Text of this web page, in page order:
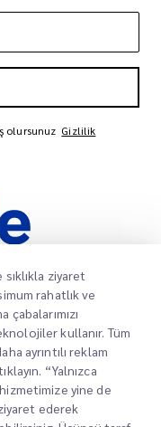
olursunuz Gizlilik
ziyaret
rahatlık ve
çabalarımızı
kullanır. Tüm
ayrıntılı reklam
“Yalnızca
yine de
ederek